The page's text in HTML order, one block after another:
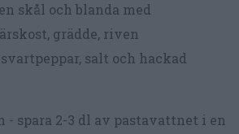
skål och blanda med
grädde, riven
salt och hackad
- spara 2-3 dl av pastavattnet i en